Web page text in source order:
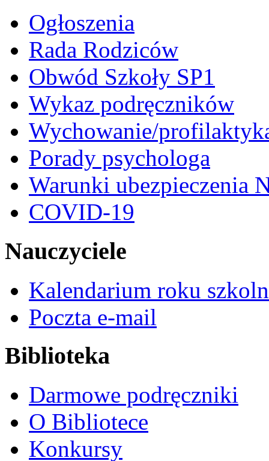
Ogłoszenia
Rada Rodziców
Obwód Szkoły SP1
Wykaz podręczników
Wychowanie/
Porady psychologa
Warunki ubezpieczenia
COVID-19
Nauczyciele
Kalendarium roku
Poczta e-mail
Biblioteka
Darmowe podręczniki
O Bibliotece
Konkursy